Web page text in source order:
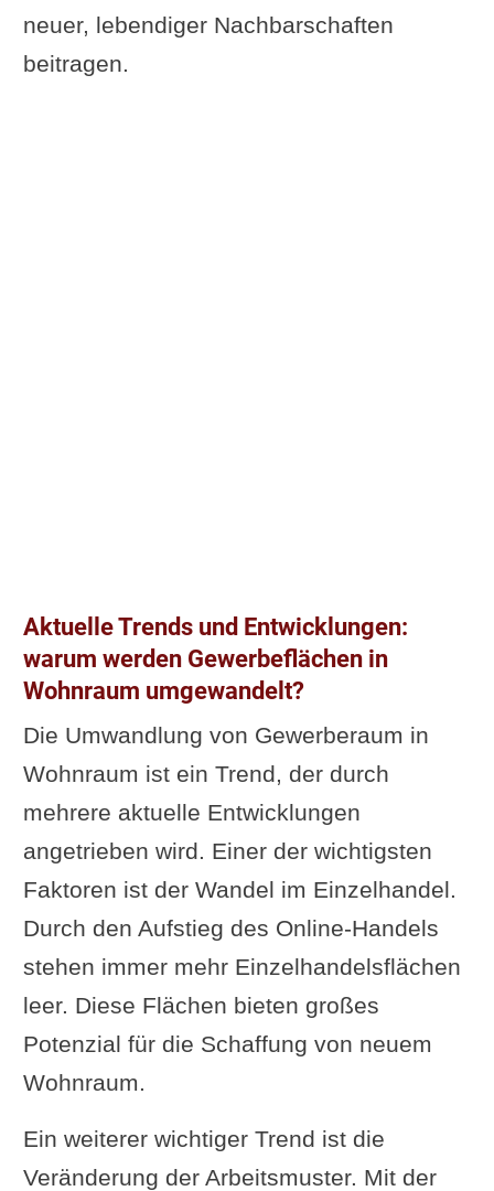
Zusammenfassung der
Nutzungsänderung?
Ergänzung oder Frage von dir?
Im Zusammenhang interessant
neuer, lebendiger Nachbarschaften
beitragen.
Aktuelle Trends und Entwicklungen:
warum werden Gewerbeflächen in
Wohnraum umgewandelt?
Die Umwandlung von Gewerberaum in
Wohnraum ist ein Trend, der durch
mehrere aktuelle Entwicklungen
angetrieben wird. Einer der wichtigsten
Faktoren ist der Wandel im Einzelhandel.
Durch den Aufstieg des Online-Handels
stehen immer mehr Einzelhandelsflächen
leer. Diese Flächen bieten großes
Potenzial für die Schaffung von neuem
Wohnraum.
Ein weiterer wichtiger Trend ist die
Veränderung der Arbeitsmuster. Mit der